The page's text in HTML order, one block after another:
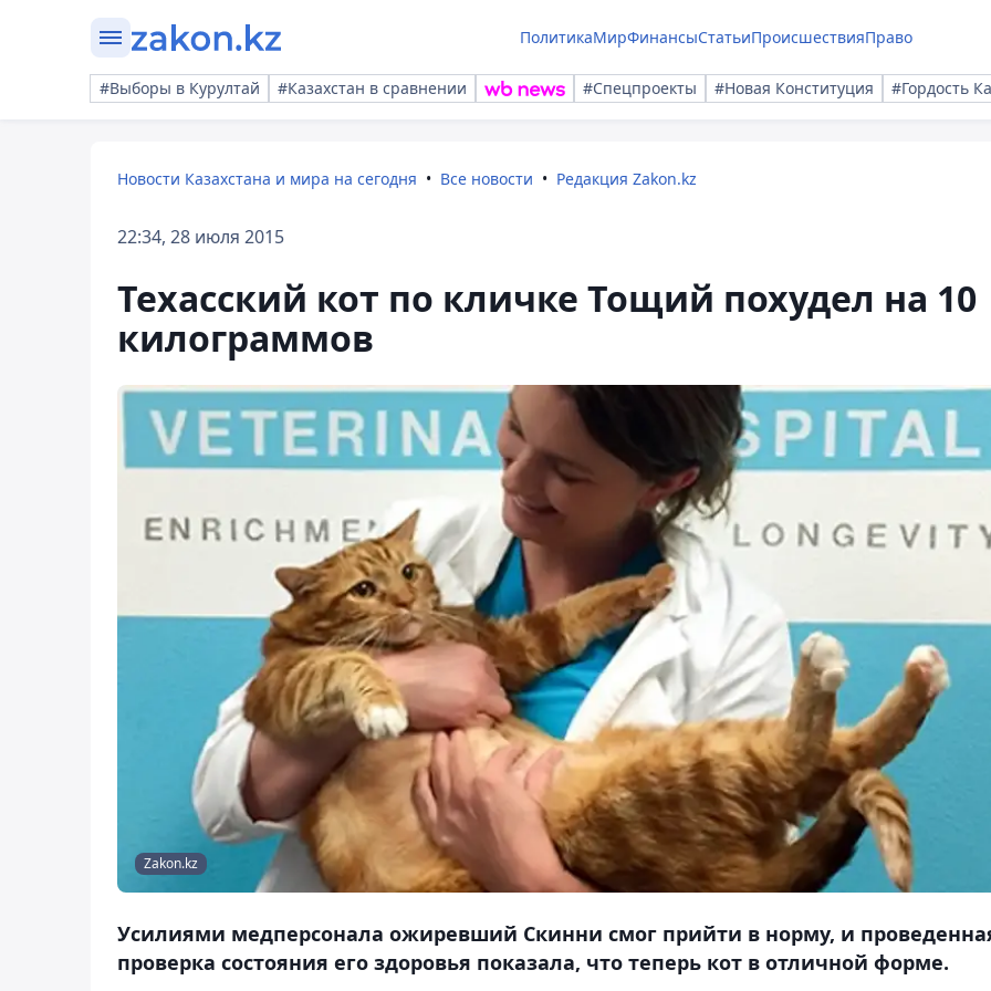
ПолитикаМирФинансыСтатьиПроисшествияПраво
#Выборы в Курултай #Казахстан в сравнении #Спецпроекты #Новая Конституция #Гордость
Новости Казахстана и мира на сегодня Все новости Редакция Zakon.kz
22:34, 28 июля 2015
Техасский кот по кличке Тощий похудел на 10
килограммов
Zakon.kz
Усилиями медперсонала ожиревший Скинни смог прийти в норму, и
проверка состояния его здоровья показала, что теперь кот в отличной форме.